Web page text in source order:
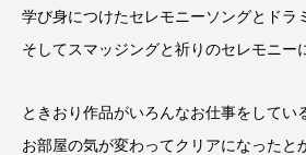
学び身につけたセレモニーソングとドラ
そしてスマッジングと祈りのセレモニー
ときおり作品がいろんなお仕事をしてい
お部屋の気が変わってクリアになったと